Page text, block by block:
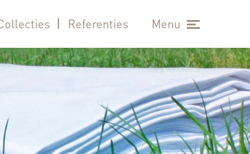
Referenties Menu